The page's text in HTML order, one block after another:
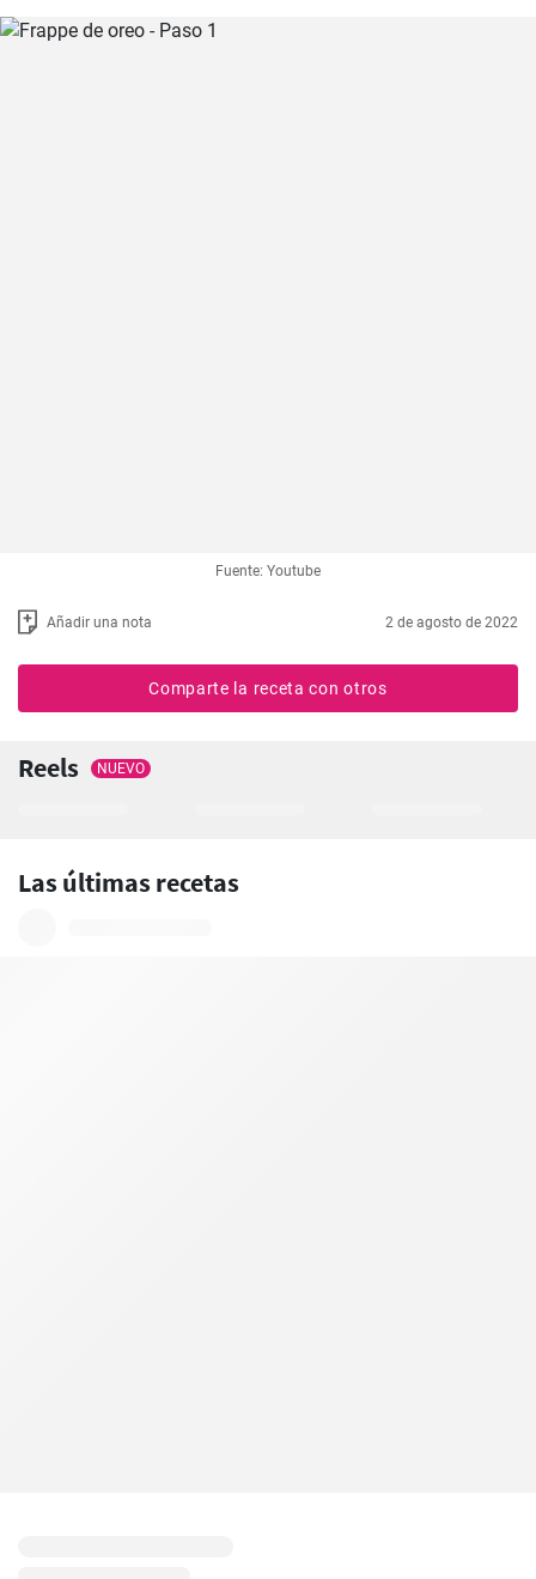
Fuente: Youtube
Añadir una nota 2 de agosto de 2022
Comparte la receta con otros
Reels NUEVO
Las últimas recetas